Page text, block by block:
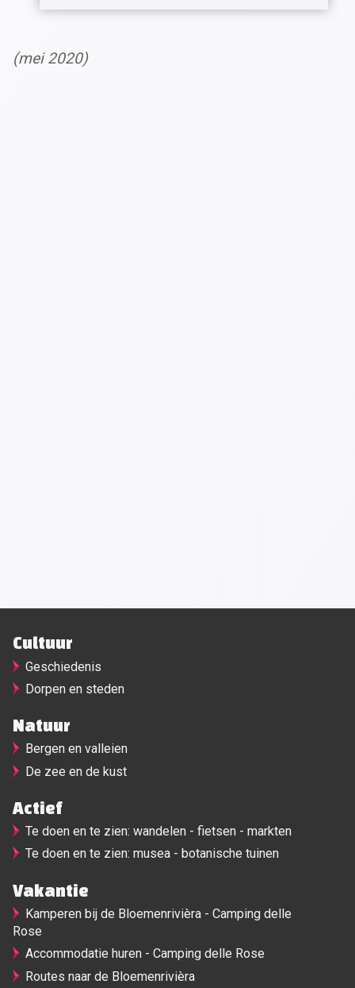
(mei 2020)
Cultuur
Geschiedenis
Dorpen en steden
Natuur
Bergen en valleien
De zee en de kust
Actief
Te doen en te zien: wandelen - fietsen - markten
Te doen en te zien: musea - botanische tuinen
Vakantie
Kamperen bij de Bloemenrivièra - Camping delle
Rose
Accommodatie huren - Camping delle Rose
Routes naar de Bloemenrivièra